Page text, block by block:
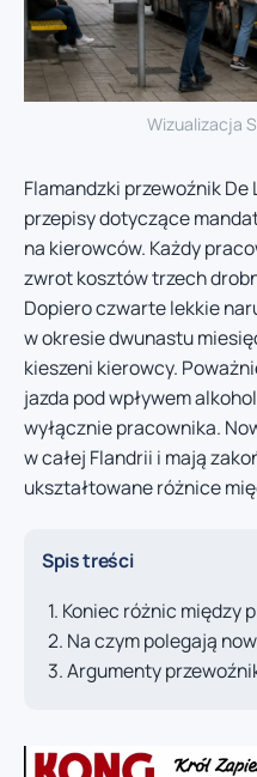
Wizualizacja
Flamandzki przewoźnik
przepisy dotyczące
na kierowców. Każdy
zwrot kosztów trzech
Dopiero czwarte lekkie
w okresie dwunastu
kieszeni kierowcy.
jazda pod wpływem
wyłącznie pracownika.
w całej Flandrii i mają
ukształtowane różnice
Spis treści
Koniec różnic między
Na czym polegają
Argumenty